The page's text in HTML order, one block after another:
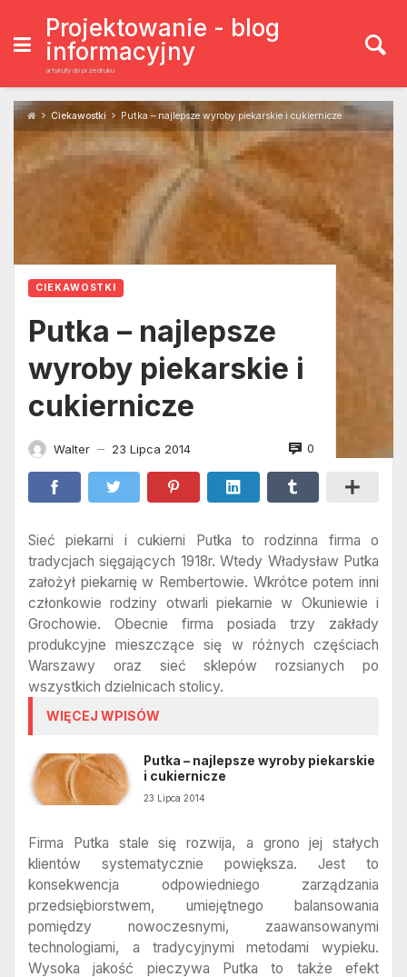
content
Projektowanie - blog
informacyjny
artykuły do przedruku
Ciekawostki Putka – najlepsze wyroby piekarskie i cukiernicze
CIEKAWOSTKI
Putka – najlepsze
wyroby piekarskie i
cukiernicze
Walter — 23 Lipca 2014 0
Sieć piekarni i cukierni Putka to rodzinna firma o
tradycjach sięgających 1918r. Wtedy Władysław Putka
założył piekarnię w Rembertowie. Wkrótce potem inni
członkowie rodziny otwarli piekarnie w Okuniewie i
Grochowie. Obecnie firma posiada trzy zakłady
produkcyjne mieszczące się w różnych częściach
Warszawy oraz sieć sklepów rozsianych po
wszystkich dzielnicach stolicy.
WIĘCEJ WPISÓW
Putka – najlepsze wyroby piekarskie
i cukiernicze
23 Lipca 2014
Firma Putka stale się rozwija, a grono jej stałych
klientów systematycznie powiększa. Jest to
konsekwencja odpowiedniego zarządzania
przedsiębiorstwem, umiejętnego balansowania
pomiędzy nowoczesnymi, zaawansowanymi
technologiami, a tradycyjnymi metodami wypieku.
Wysoka jakość pieczywa Putka to także efekt